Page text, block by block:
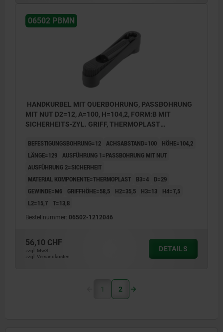
06502 PBMN
HANDKURBEL MIT QUERBOHRUNG, PASSBOHRUNG
MIT NUT D2=12, A=100, H=104,2, FORM:B MIT
SICHERHEITS-ZYL. GRIFF, THERMOPLAST
SCHWARZGRAU RAL7021
BEFESTIGUNGSBOHRUNG=12 ACHSABSTAND=100
HÖHE=104,2
LÄNGE=129 AUSFÜHRUNG 1=PASSBOHRUNG MIT NUT
AUSFÜHRUNG 2=SICHERHEIT
MATERIAL KOMPONENTE=THERMOPLAST
B3=4
D=29
GEWINDE=M6
GRIFFHÖHE=58,5 H2=35,5 H3=13
H4=7,5
L2=15,7 T=13,8
Bestellnummer: 06502-1212046
56,10 CHF
zzgl. MwSt.
zzgl. Versandkosten
DETAILS
1 2